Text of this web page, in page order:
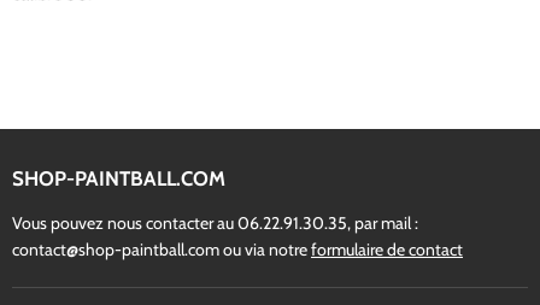
SHOP-PAINTBALL.COM
Vous pouvez nous contacter au 06.22.91.30.35, par mail :
contact@shop-paintball.com ou via notreformulaire de contact